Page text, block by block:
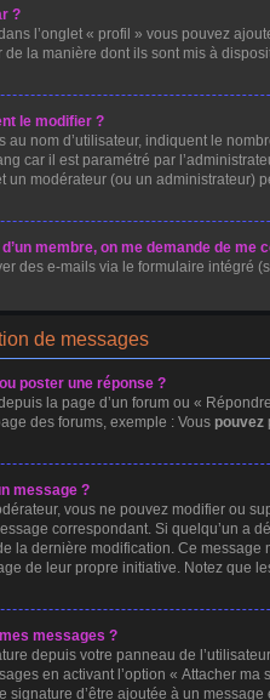
?
l’onglet « profil » vous pouvez
la manière dont ils sont mis à
le modifier ?
au nom d’utilisateur, indiquent le
car il est paramétré par
un modérateur (ou un administrateur)
membre, on me demande de me
des e-mails via le formulaire intégré
de messages
poster une réponse ?
la page d’un forum ou «
des forums, exemple : Vous pouvez
message ?
vous ne pouvez modifier ou
correspondant. Si quelqu’un a
la dernière modification. Ce
de leur propre initiative. Notez que
messages ?
depuis votre panneau de
en activant l’option « Attacher
signature d’être ajoutée à un message